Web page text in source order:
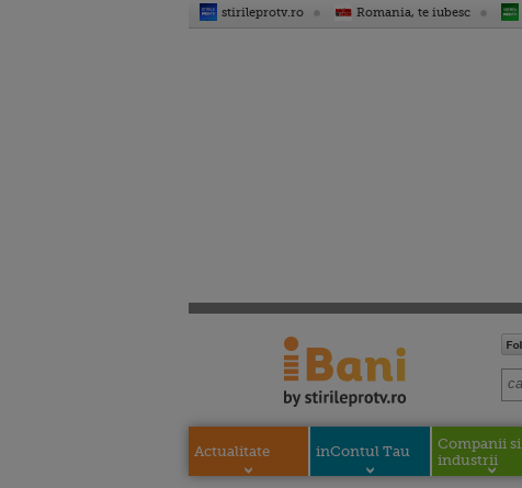
stirileprotv.ro Romania, te iubesc
Actualitate inContul Tau
Companii si
industrii